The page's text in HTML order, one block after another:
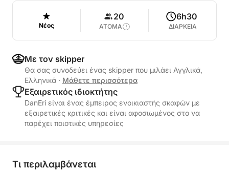
Νέος
20
ΑΤΟΜΑ
6h30
ΔΙΑΡΚΕΙΑ
Με τον skipper
Θα σας συνοδεύει ένας skipper που μιλάει Αγγλικά,
Ελληνικά · Μάθετε περισσότερα
Εξαιρετικός ιδιοκτήτης
DanEri είναι ένας έμπειρος ενοικιαστής σκαφών με
εξαιρετικές κριτικές και είναι αφοσιωμένος στο να
παρέχει ποιοτικές υπηρεσίες
Τι περιλαμβάνεται